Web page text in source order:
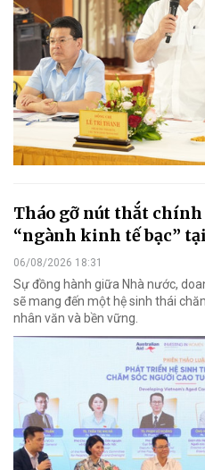
Tháo gỡ nút thắt
“ngành kinh tế bạc”
06/08/2026 18:31
Sự đồng hành giữa Nhà nước,
sẽ mang đến một hệ sinh thái
nhân văn và bền vững.